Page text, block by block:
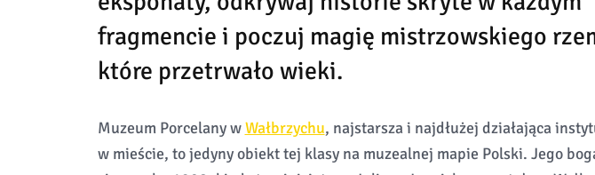
fragmencie i poczuj magię mistrzowskiego
które przetrwało wieki.
Muzeum Porcelany wWałbrzychu, najstarsza i najdłużej działająca
w mieście, to jedyny obiekt tej klasy na muzealnej mapie Polski. Jego